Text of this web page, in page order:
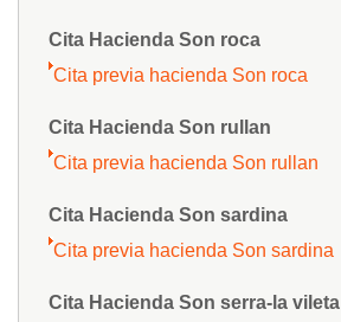
Cita Hacienda Son roca
Cita previa hacienda Son roca
Cita Hacienda Son rullan
Cita previa hacienda Son rullan
Cita Hacienda Son sardina
Cita previa hacienda Son sardina
Cita Hacienda Son serra-la vileta